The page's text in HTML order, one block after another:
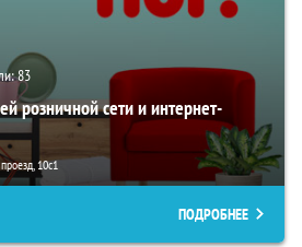
83
розничной сети и интернет-
10с1
ПОДРОБНЕЕ